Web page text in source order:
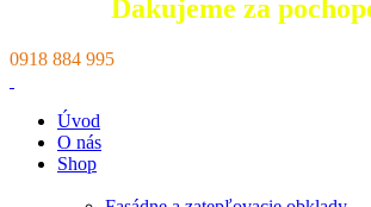
Ďakujeme za
0918 884 995
Úvod
O nás
Shop